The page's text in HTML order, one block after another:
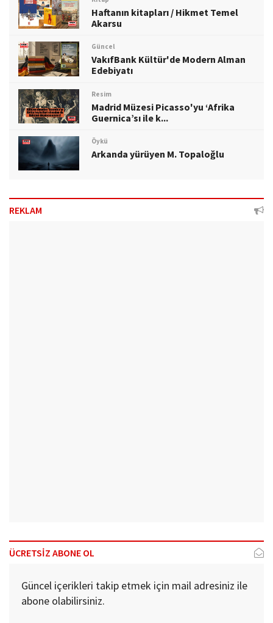
Haftanın kitapları / Hikmet Temel
Akarsu
Güncel
VakıfBank Kültür'de Modern Alman
Edebiyatı
Resim
Madrid Müzesi Picasso'yu ‘Afrika
Guernica’sı ile k...
Öykü
Arkanda yürüyen M. Topaloğlu
REKLAM
ÜCRETSİZ ABONE OL
Güncel içerikleri takip etmek için mail adresiniz ile
abone olabilirsiniz.